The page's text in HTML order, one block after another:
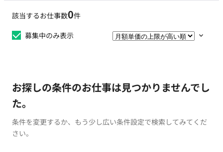
該当するお仕事数0件
募集中のみ表示
お探しの条件のお仕事は見つかりませんでし
た。
条件を変更するか、もう少し広い条件設定で検索してみてくだ
さい。